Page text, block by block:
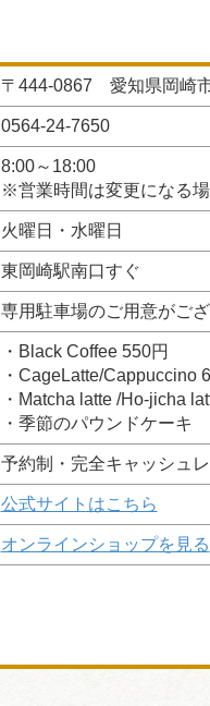
〒444-0867 愛知県岡崎
0564-24-7650
8:00～18:00
※営業時間は変更になる
火曜日・水曜日
東岡崎駅南口すぐ
専用駐車場のご用意がご
・Black Coffee 550円
・CageLatte/Cappuccino
・Matcha latte /Ho-jicha
・季節のパウンドケー
予約制・完全キャッシュ
公式サイトはこちら
オンラインショップを見る